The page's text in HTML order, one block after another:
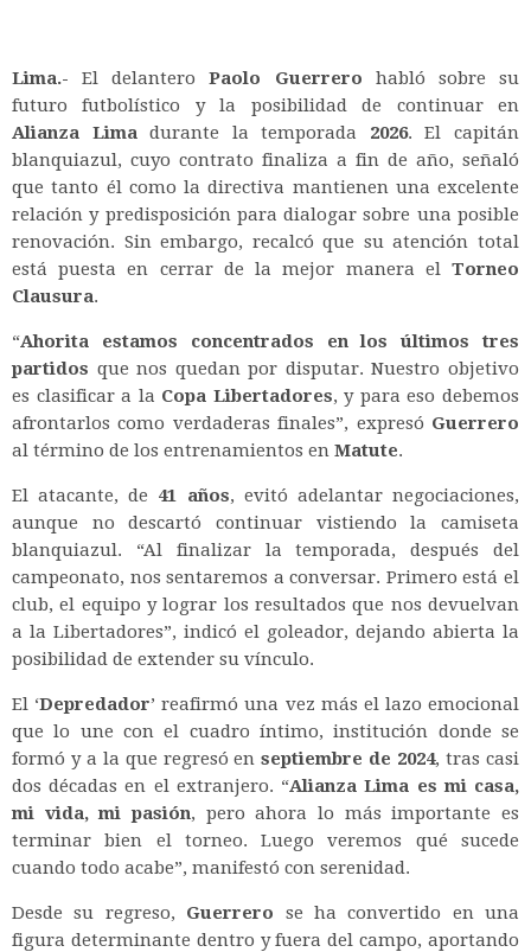
Lima.- El delanteroPaolo Guerrero habló sobre su
futuro futbolístico y la posibilidad de continuar en
Alianza Limadurante la temporada 2026. El capitán
blanquiazul, cuyo contrato finaliza a fin de año, señaló
que tanto él como la directiva mantienen una excelente
relación y predisposición para dialogar sobre una posible
renovación. Sin embargo, recalcó que su atención total
está puesta en cerrar de la mejor manera el Torneo
Clausura.
“Ahorita estamos concentrados en los últimos tres
partidos que nos quedan por disputar. Nuestro objetivo
es clasificar a la Copa Libertadores, y para eso debemos
afrontarlos como verdaderas finales”, expresó Guerrero
al término de los entrenamientos en Matute.
El atacante, de 41 años, evitó adelantar negociaciones,
aunque no descartó continuar vistiendo la camiseta
blanquiazul. “Al finalizar la temporada, después del
campeonato, nos sentaremos a conversar. Primero está el
club, el equipo y lograr los resultados que nos devuelvan
a la Libertadores”, indicó el goleador, dejando abierta la
posibilidad de extender su vínculo.
El ‘Depredador’ reafirmó una vez más el lazo emocional
que lo une con el cuadro íntimo, institución donde se
formó y a la que regresó enseptiembre de 2024, tras casi
dos décadas en el extranjero. “Alianza Lima es mi casa,
mi vida, mi pasión, pero ahora lo más importante es
terminar bien el torneo. Luego veremos qué sucede
cuando todo acabe”, manifestó con serenidad.
Desde su regreso, Guerrero se ha convertido en una
figura determinante dentro y fuera del campo, aportando